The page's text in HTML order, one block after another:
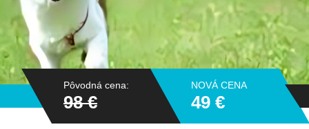
Pôvodná cena:
98 €
NOVÁ CENA
49 €